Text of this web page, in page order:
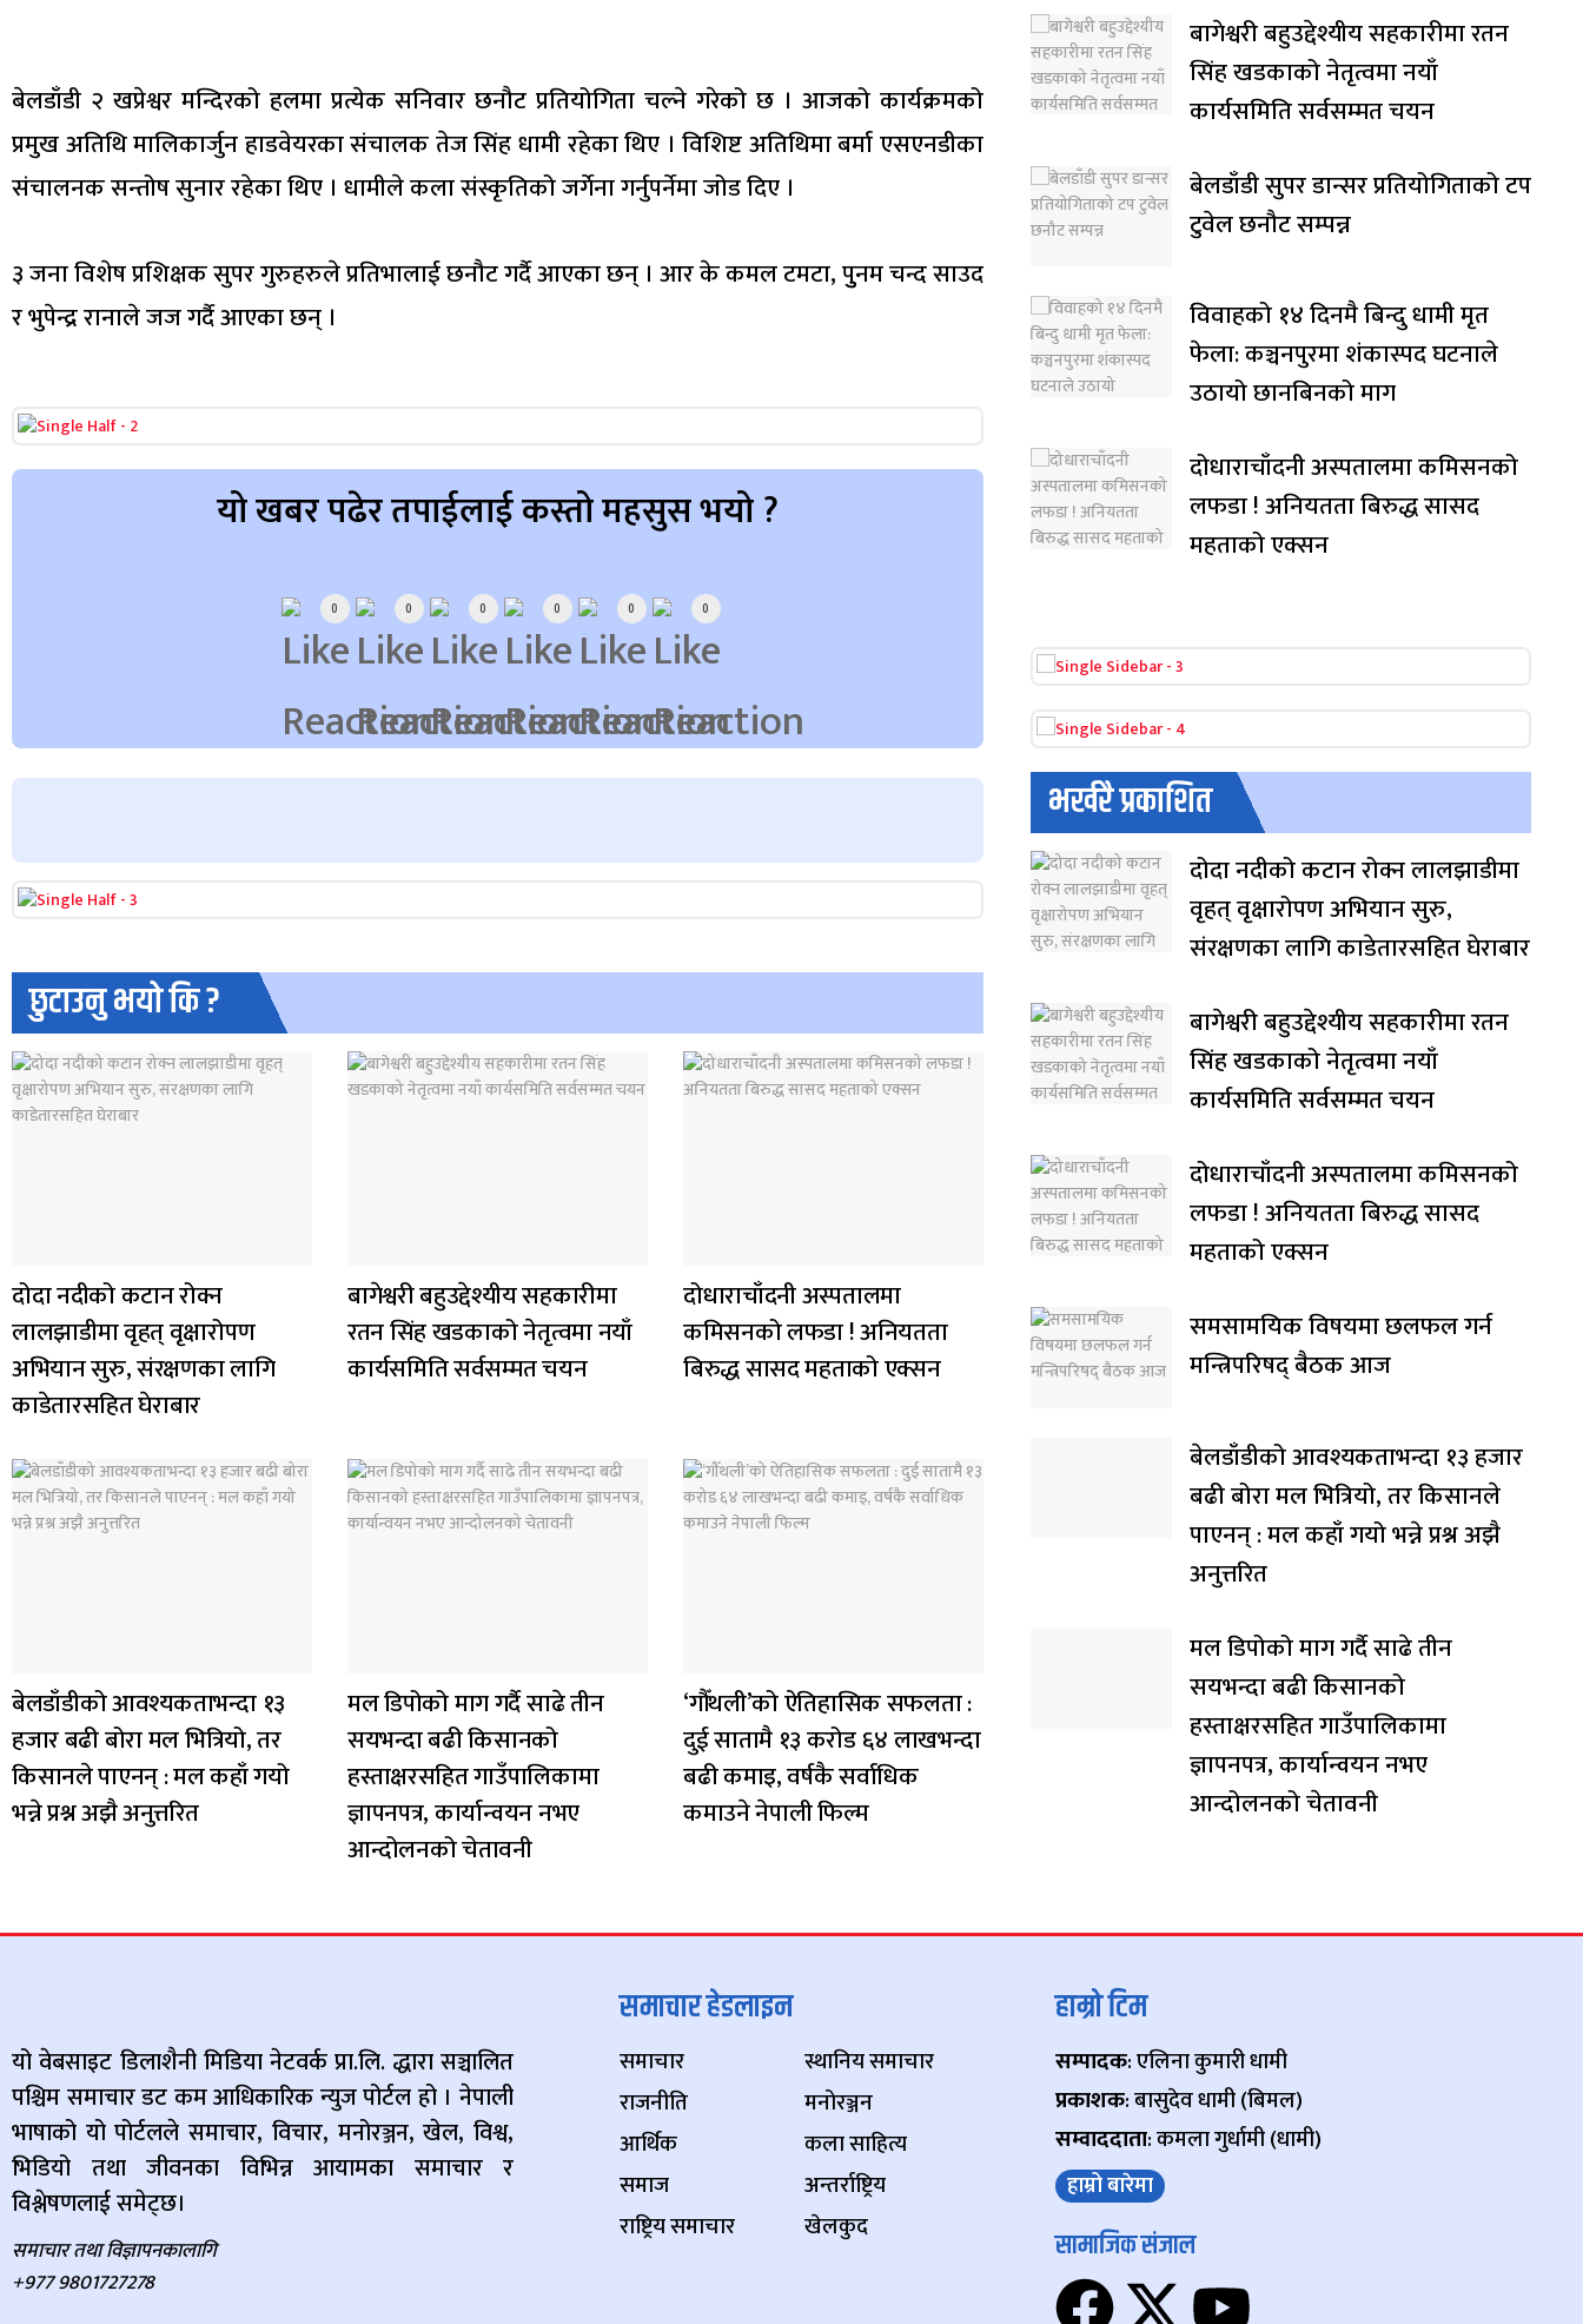
बेलडाँडी २ खप्रेश्वर मन्दिरको हलमा प्रत्येक सनिवार छनौट प्रतियोगिता चल्ने गरेको छ । आजको कार्यक्रमको
प्रमुख अतिथि मालिकार्जुन हाडवेयरका संचालक तेज सिंह धामी रहेका थिए । विशिष्ट अतिथिमा बर्मा एसएनडीका
संचालनक सन्तोष सुनार रहेका थिए । धामीले कला संस्कृतिको जर्गेना गर्नुपर्नेमा जोड दिए ।
३ जना विशेष प्रशिक्षक सुपर गुरुहरुले प्रतिभालाई छनौट गर्दै आएका छन् । आर के कमल टमटा, पुुनम चन्द साउद
र भुपेन्द्र रानाले जज गर्दै आएका छन् ।
यो खबर पढेर तपाईलाई कस्तो महसुस भयो ?
0 0 0 0 0 0
छुटाउनु भयो कि ?
दोदा नदीको कटान रोक्न
लालझाडीमा वृहत् वृक्षारोपण
अभियान सुरु, संरक्षणका लागि
काडेतारसहित घेराबार
बागेश्वरी बहुउद्देश्यीय सहकारीमा
रतन सिंह खडकाको नेतृत्वमा नयाँ
कार्यसमिति सर्वसम्मत चयन
दोधाराचाँदनी अस्पतालमा
कमिसनको लफडा ! अनियतता
बिरुद्ध सासद महताको एक्सन
बेलडाँडीको आवश्यकताभन्दा १३
हजार बढी बोरा मल भित्रियो, तर
किसानले पाएनन् : मल कहाँ गयो
भन्ने प्रश्न अझै अनुत्तरित
मल डिपोको माग गर्दै साढे तीन
सयभन्दा बढी किसानको
हस्ताक्षरसहित गाउँपालिकामा
ज्ञापनपत्र, कार्यान्वयन नभए
आन्दोलनको चेतावनी
‘गौँथली’को ऐतिहासिक सफलता :
दुई सातामै १३ करोड ६४ लाखभन्दा
बढी कमाइ, वर्षकै सर्वाधिक
कमाउने नेपाली फिल्म
बागेश्वरी बहुउद्देश्यीय सहकारीमा रतन
सिंह खडकाको नेतृत्वमा नयाँ
कार्यसमिति सर्वसम्मत चयन
बेलडाँडी सुपर डान्सर प्रतियोगिताको टप
टुवेल छनौट सम्पन्न
विवाहको १४ दिनमै बिन्दु धामी मृत
फेला: कञ्चनपुरमा शंकास्पद घटनाले
उठायो छानबिनको माग
दोधाराचाँदनी अस्पतालमा कमिसनको
लफडा ! अनियतता बिरुद्ध सासद
महताको एक्सन
भर्खरै प्रकाशित
दोदा नदीको कटान रोक्न लालझाडीमा
वृहत् वृक्षारोपण अभियान सुरु,
संरक्षणका लागि काडेतारसहित घेराबार
बागेश्वरी बहुउद्देश्यीय सहकारीमा रतन
सिंह खडकाको नेतृत्वमा नयाँ
कार्यसमिति सर्वसम्मत चयन
दोधाराचाँदनी अस्पतालमा कमिसनको
लफडा ! अनियतता बिरुद्ध सासद
महताको एक्सन
समसामयिक विषयमा छलफल गर्न
मन्त्रिपरिषद् बैठक आज
बेलडाँडीको आवश्यकताभन्दा १३ हजार
बढी बोरा मल भित्रियो, तर किसानले
पाएनन् : मल कहाँ गयो भन्ने प्रश्न अझै
अनुत्तरित
मल डिपोको माग गर्दै साढे तीन
सयभन्दा बढी किसानको
हस्ताक्षरसहित गाउँपालिकामा
ज्ञापनपत्र, कार्यान्वयन नभए
आन्दोलनको चेतावनी
यो वेबसाइट डिलाशैनी मिडिया नेटवर्क प्रा.लि. द्धारा सञ्चालित
पश्चिम समाचार डट कम आधिकारिक न्युज पोर्टल हो । नेपाली
भाषाको यो पोर्टलले समाचार, विचार, मनोरञ्जन, खेल, विश्व,
भिडियो तथा जीवनका विभिन्न आयामका समाचार र
विश्लेषणलाई समेट्छ।
समाचार तथा विज्ञापनकालागि
+977 9801727278
समाचार हेडलाइन
समाचार
राजनीति
आर्थिक
समाज
राष्ट्रिय समाचार
स्थानिय समाचार
मनोरञ्जन
कला साहित्य
अन्तर्राष्ट्रिय
खेलकुद
हाम्रो टिम
सम्पादक: एलिना कुमारी धामी
प्रकाशक: बासुदेव धामी (बिमल)
सम्वाददाता: कमला गुर्धामी (धामी)
हाम्रो बारेमा
सामाजिक संजाल